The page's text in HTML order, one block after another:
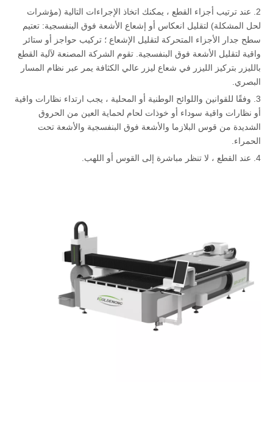
2. عند ترتيب أجزاء القطع ، يمكنك اتخاذ الإجراءات التالية (مؤشرات
لحل المشكلة) لتقليل انعكاس أو إشعاع الأشعة فوق البنفسجية: تعتيم
سطح جدار الأجزاء المتحركة لتقليل الإشعاع ؛ تركيب حواجز أو ستائر
واقية لتقليل الأشعة فوق البنفسجية. تقوم الشركة المصنعة لآلية القطع
بالليزر بتركيز الليزر في شعاع ليزر عالي الكثافة يمر عبر نظام المسار
البصري.
3. وفقًا للقوانين واللوائح الوطنية أو المحلية ، يجب ارتداء نظارات واقية
أو نظارات واقية سوداء أو خوذات لحام لحماية العين من الحروق
الشديدة من قوس البلازما والأشعة فوق البنفسجية والأشعة تحت
الحمراء.
4. عند القطع ، لا تنظر مباشرة إلى القوس أو اللهب.